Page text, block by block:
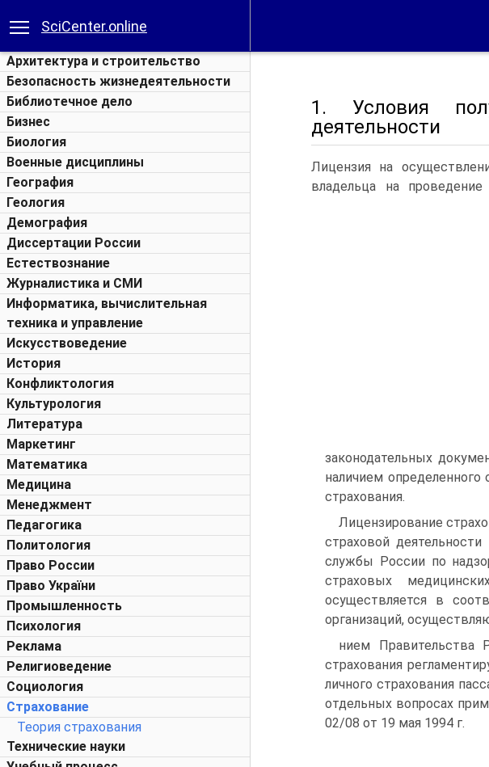
SciCenter.online
Архитектура и строительство
Безопасность жизнедеятельности
Библиотечное дело
Бизнес
Биология
Военные дисциплины
География
Геология
Демография
Диссертации России
Естествознание
Журналистика и СМИ
Информатика, вычислительная
техника и управление
Искусствоведение
История
Конфликтология
Культурология
Литература
Маркетинг
Математика
Медицина
Менеджмент
Педагогика
Политология
Право России
Право України
Промышленность
Психология
Реклама
Религиоведение
Социология
Страхование
Теория страхования
Технические науки
1. Условия
деятельности
Лицензия на
владельца на
законодательных
наличием
страхования.
Лицензирование
страховой
службы России по
страховых
осуществляется в
организаций,
нием Правительства
страхования
личного страхования
отдельных вопросах
02/08 от 19 мая 1994 г.